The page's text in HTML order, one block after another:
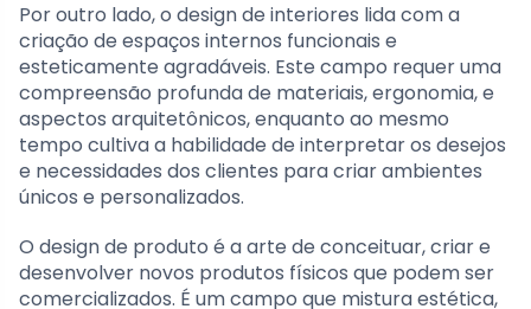
Por outro lado, o design de interiores lida com a
criação de espaços internos funcionais e
esteticamente agradáveis. Este campo requer uma
compreensão profunda de materiais, ergonomia, e
aspectos arquitetônicos, enquanto ao mesmo
tempo cultiva a habilidade de interpretar os desejos
e necessidades dos clientes para criar ambientes
únicos e personalizados.
O design de produto é a arte de conceituar, criar e
desenvolver novos produtos físicos que podem ser
comercializados. É um campo que mistura estética,